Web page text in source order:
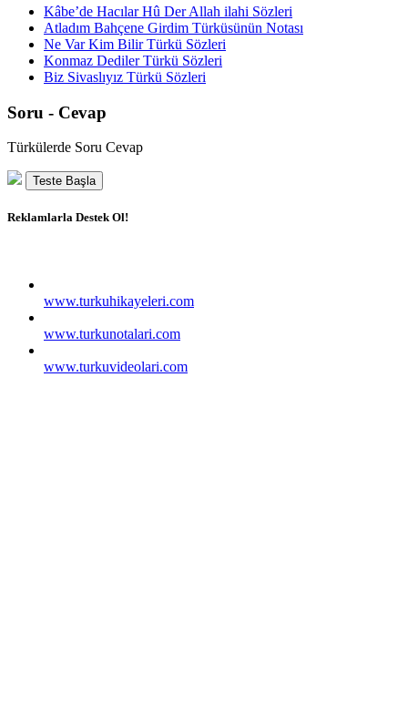
Kâbe’de Hacılar Hû Der Allah ilahi Sözleri
Atladım Bahçene Girdim Türküsünün Notası
Ne Var Kim Bilir Türkü Sözleri
Konmaz Dediler Türkü Sözleri
Biz Sivaslıyız Türkü Sözleri
Soru - Cevap
Türkülerde Soru Cevap
Teste Başla
Reklamlarla Destek Ol!
www.turkuhikayeleri.com
www.turkunotalari.com
www.turkuvideolari.com